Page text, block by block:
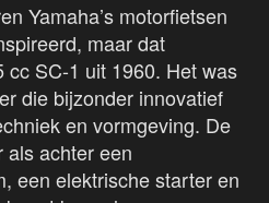
Yamaha’s motorfietsen
maar dat
cc SC-1 uit 1960. Het was
die bijzonder innovatief
en vormgeving. De
als achter een
een elektrische starter en